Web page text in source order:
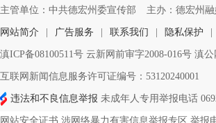
主管单位：中共德宏州委宣传部 主办：德宏州
网站简介 广告服务 联系我们 隐私保护
滇ICP备08100511号 云新网前审字2008-016号 滇
互联网新闻信息服务许可证编号：53120240001
违法和不良信息举报 未成年人专用举报电话
网站安全证书 涉网络暴力有害信息举报专区 举报